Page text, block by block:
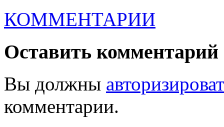
КОММЕНТАРИИ
Оставить комментарий
Вы должны
комментарии.